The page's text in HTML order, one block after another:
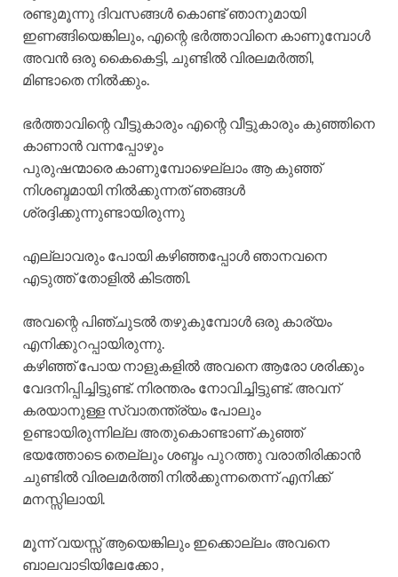
രണ്ടുമൂന്നു ദിവസങ്ങൾ കൊണ്ട് ഞാനുമായി
ഇണങ്ങിയെങ്കിലും, എന്റെ ഭർത്താവിനെ കാണുമ്പോൾ
അവൻ ഒരു കൈകെട്ടി, ചുണ്ടിൽ വിരലമർത്തി,
മിണ്ടാതെ നിൽക്കും.
ഭർത്താവിന്റെ വീട്ടുകാരും എന്റെ വീട്ടുകാരും കുഞ്ഞിനെ
കാണാൻ വന്നപ്പോഴും
പുരുഷന്മാരെ കാണുമ്പോഴെല്ലാം ആ കുഞ്ഞ്
നിശബ്ദമായി നിൽക്കുന്നത് ഞങ്ങൾ
ശ്രദ്ദിക്കുന്നുണ്ടായിരുന്നു
എല്ലാവരും പോയി കഴിഞ്ഞപ്പോൾ ഞാനവനെ
എടുത്ത് തോളിൽ കിടത്തി.
അവന്റെ പിഞ്ചുടൽ തഴുകുമ്പോൾ ഒരു കാര്യം
എനിക്കുറപ്പായിരുന്നു.
കഴിഞ്ഞ് പോയ നാളുകളിൽ അവനെ ആരോ ശരിക്കും
വേദനിപ്പിച്ചിട്ടുണ്ട്. നിരന്തരം നോവിച്ചിട്ടുണ്ട്. അവന്
കരയാനുള്ള സ്വാതന്ത്ര്യം പോലും
ഉണ്ടായിരുന്നില്ല അതുകൊണ്ടാണ് കുഞ്ഞ്
ഭയത്തോടെ തെല്ലും ശബ്ദം പുറത്തു വരാതിരിക്കാൻ
ചുണ്ടിൽ വിരലമർത്തി നിൽക്കുന്നതെന്ന് എനിക്ക്
മനസ്സിലായി.
മൂന്ന് വയസ്സ് ആയെങ്കിലും ഇക്കൊല്ലം അവനെ
ബാലവാടിയിലേക്കോ ,